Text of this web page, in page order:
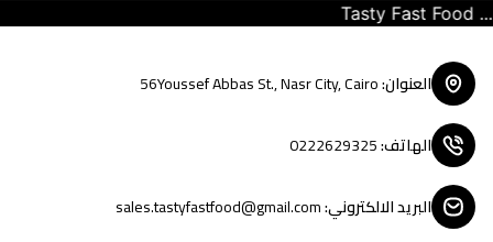
Tasty Fast Food ...
العنوان:
56Youssef Abbas St., Nasr City, Cairo
الهاتف:
0222629325
البريد الالكتروني:
sales.tastyfastfood@gmail.com